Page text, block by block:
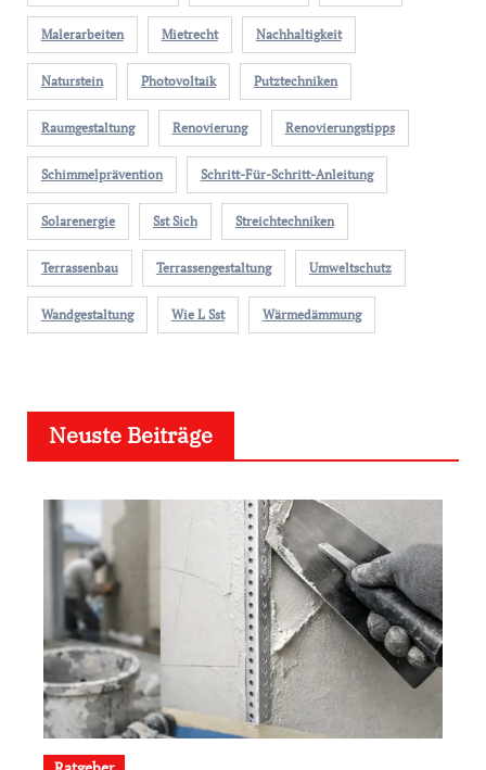
Malerarbeiten Mietrecht Nachhaltigkeit
Naturstein Photovoltaik Putztechniken
Raumgestaltung Renovierung Renovierungstipps
Schimmelprävention Schritt-Für-Schritt-Anleitung
Solarenergie Sst Sich Streichtechniken
Terrassenbau Terrassengestaltung Umweltschutz
Wandgestaltung Wie L Sst Wärmedämmung
Neuste Beiträge